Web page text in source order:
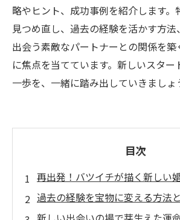
略やヒント、成功事例を紹介します。
見つめ直し、過去の経験を活かす方
出会う素敵なパートナーとの関係を築
に焦点を当てています。新しいスタ
一歩を、一緒に踏み出していきましょ
目次
再出発！バツイチが描く新しい
過去の経験を宝物に変える方法